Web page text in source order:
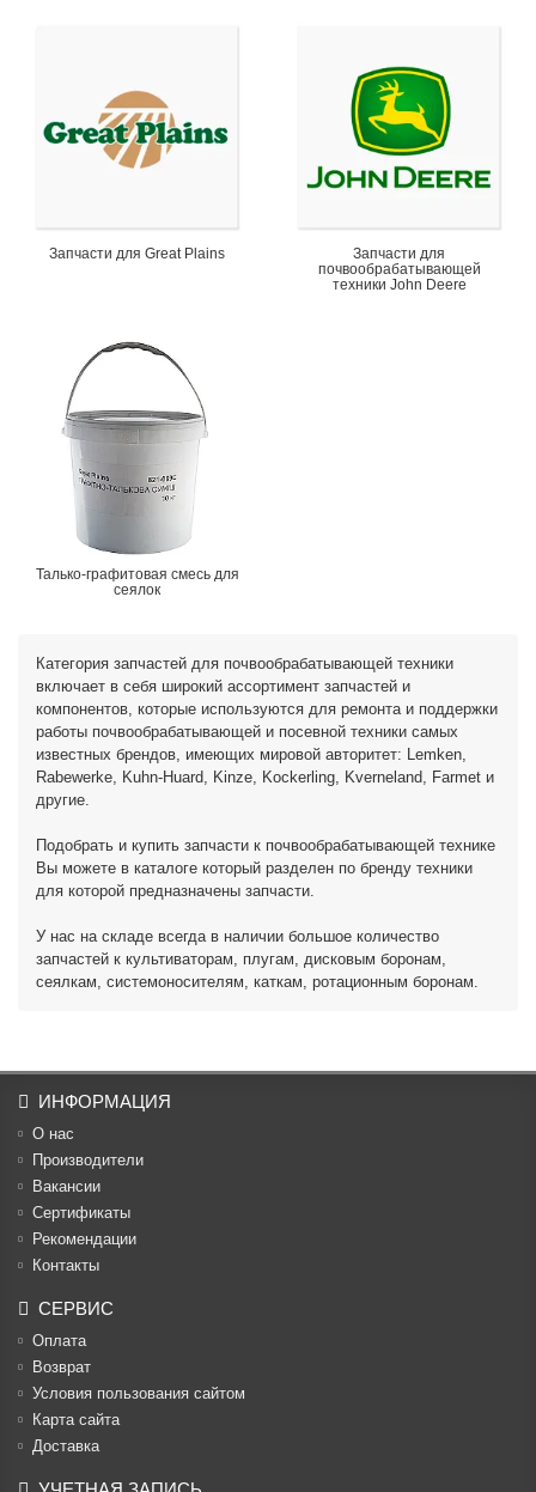
Запчасти для Great Plains
Запчасти для
почвообрабатывающей
техники John Deere
Талько-графитовая смесь для
сеялок
Категория запчастей для почвообрабатывающей техники
включает в себя широкий ассортимент запчастей и
компонентов, которые используются для ремонта и поддержки
работы почвообрабатывающей и посевной техники самых
известных брендов, имеющих мировой авторитет: Lemken,
Rabewerke, Kuhn-Huard, Kinze, Kockerling, Kverneland, Farmet и
другие.
Подобрать и купить запчасти к почвообрабатывающей технике
Вы можете в каталоге который разделен по бренду техники
для которой предназначены запчасти.
У нас на складе всегда в наличии большое количество
запчастей к культиваторам, плугам, дисковым боронам,
сеялкам, системоносителям, каткам, ротационным боронам.
ИНФОРМАЦИЯ
О нас
Производители
Вакансии
Cертификаты
Рекомендации
Контакты
СЕРВИС
Оплата
Возврат
Условия пользования сайтом
Карта сайта
Доставка